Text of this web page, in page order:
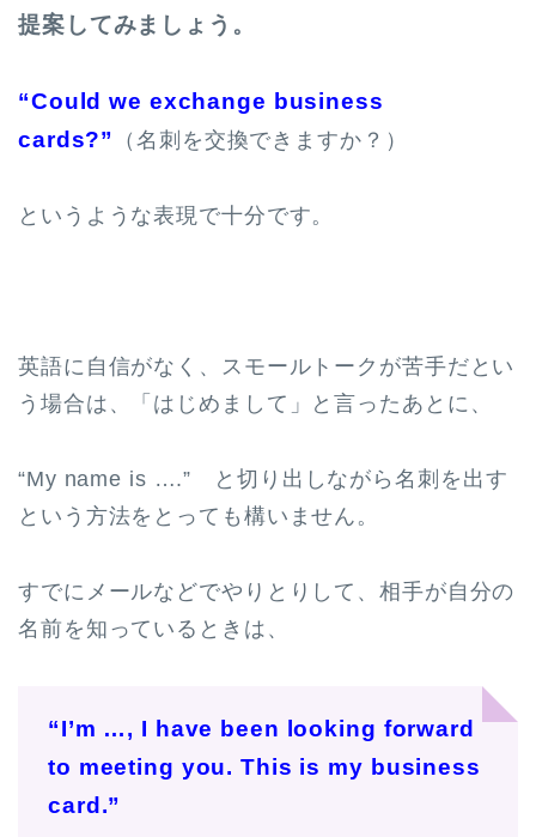
提案してみましょう。
“Could we exchange business
cards?”
（名刺を交換できますか？）
というような表現で十分です。
英語に自信がなく、スモールトークが苦手だとい
う場合は、「はじめまして」と言ったあとに、
“My name is ….” と切り出しながら名刺を出す
という方法をとっても構いません。
すでにメールなどでやりとりして、相手が自分の
名前を知っているときは、
“I’m …, I have been looking forward
to meeting you. This is my business
card.”